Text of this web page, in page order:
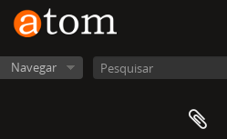
Navegar